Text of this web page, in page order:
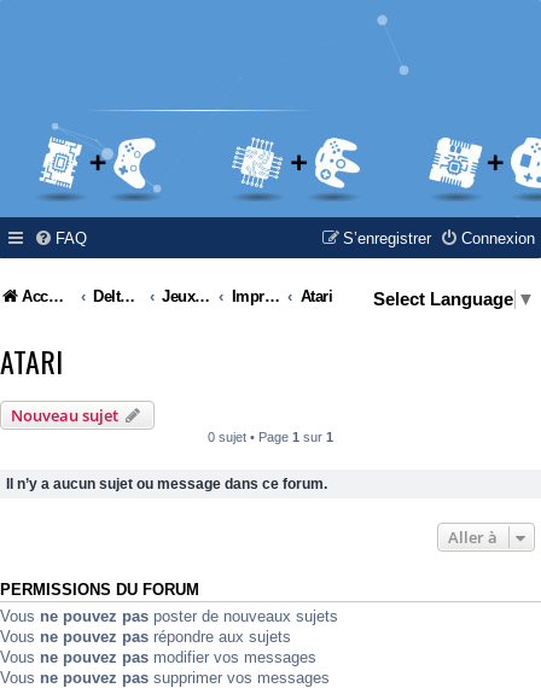
FAQ Connexion
S’enregistrer
Accueil Delta Island Jeux Video Impressions 3D Atari Select Language ▼
ATARI
Nouveau sujet
0 sujet • Page 1 sur 1
Il n’y a aucun sujet ou message dans ce forum.
Aller à
PERMISSIONS DU FORUM
Vous ne pouvez pas poster de nouveaux sujets
Vous ne pouvez pas répondre aux sujets
Vous ne pouvez pas modifier vos messages
Vous ne pouvez pas supprimer vos messages